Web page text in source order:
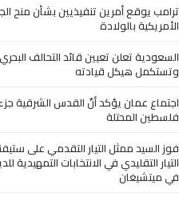
ترامب يوقع أمرين تنفيذيين بشأن منح
الأمريكية بالولادة
السعودية تعلن تعيين قائد التحالف البحري
وتستكمل هيكل قيادته
اجتماع عمان يؤكد أنّ القدس الشرقية
فلسطين المحتلة
فوز السيد ممثل التيار التقدمي على
التيار التقليدي في الانتخابات التمهيدية
في ميتشيغان